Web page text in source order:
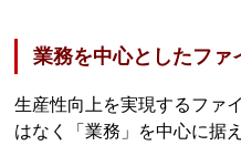
業務を中心としたファ
生産性向上を実現するファ
はなく「業務」を中心に据